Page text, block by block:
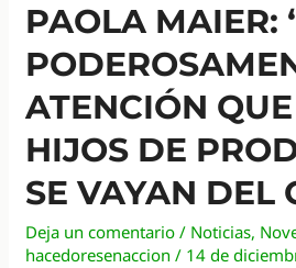
PAOLA MAIER:
ATENCIÓN
HIJOS DE
SE VAYAN DEL
Deja un comentario / Noticias,
hacedoresenaccion / 14 de